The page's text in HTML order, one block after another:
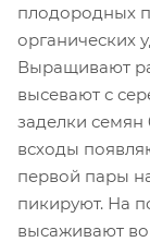
плодородных
органических
Выращивают
высевают с
заделки семян
всходы
первой пары
пикируют. На
высаживают